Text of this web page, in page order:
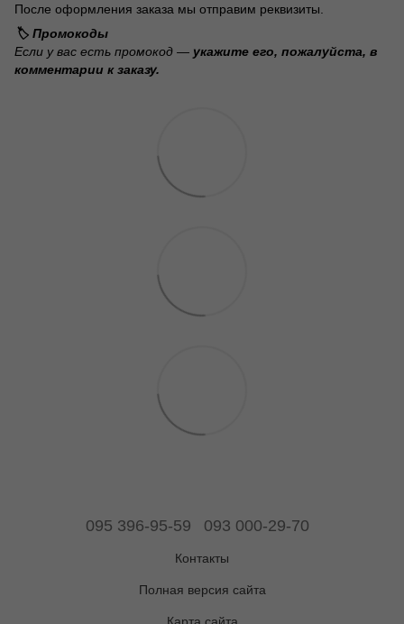
После оформления заказа мы отправим реквизиты.
🏷️ Промокоды
Если у вас есть промокод — укажите его, пожалуйста, в
комментарии к заказу.
095 396-95-59 093 000-29-70
Контакты
Полная версия сайта